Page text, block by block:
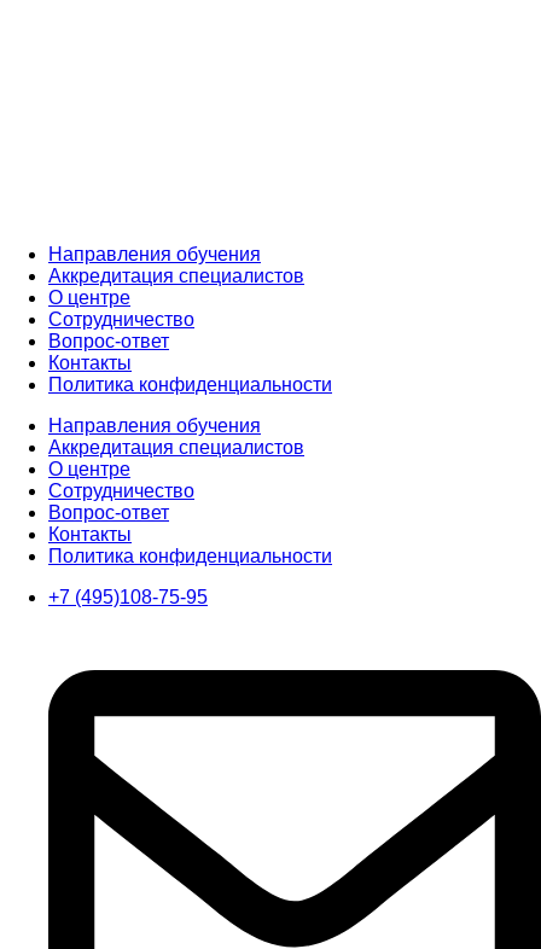
Направления обучения
Аккредитация специалистов
О центре
Сотрудничество
Вопрос-ответ
Контакты
Политика конфиденциальности
Направления обучения
Аккредитация специалистов
О центре
Сотрудничество
Вопрос-ответ
Контакты
Политика конфиденциальности
+7 (495)108-75-95